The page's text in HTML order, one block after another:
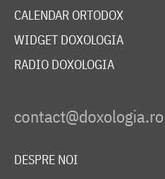
CALENDAR ORTODOX
WIDGET DOXOLOGIA
RADIO DOXOLOGIA
DESPRE NOI